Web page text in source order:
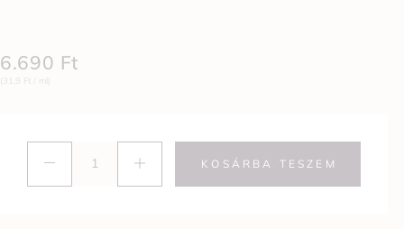
6.690 Ft
(31,9 Ft / ml)
KOSÁRBA TESZEM